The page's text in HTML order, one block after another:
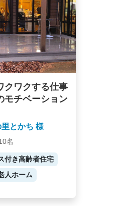
クワクする仕事
モチベーション
とかち 様
名
付き高齢者住宅
人ホーム